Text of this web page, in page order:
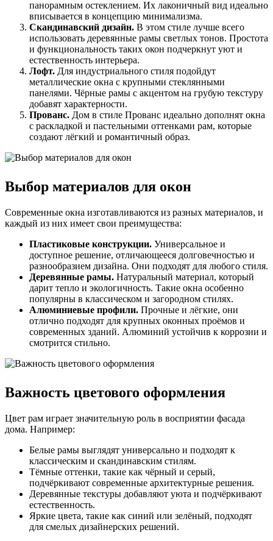
панорамным остеклением. Их лаконичный вид идеально
вписывается в концепцию минимализма.
Скандинавский дизайн. В этом стиле лучше всего
использовать деревянные рамы светлых тонов. Простота
и функциональность таких окон подчеркнут уют и
естественность интерьера.
Лофт. Для индустриального стиля подойдут
металлические окна с крупными стеклянными
панелями. Чёрные рамы с акцентом на грубую текстуру
добавят характерности.
Прованс. Дом в стиле Прованс идеально дополнят окна
с раскладкой и пастельными оттенками рам, которые
создают лёгкий и романтичный образ.
Выбор материалов для окон
Современные окна изготавливаются из разных материалов, и
каждый из них имеет свои преимущества:
Пластиковые конструкции. Универсальное и
доступное решение, отличающееся долговечностью и
разнообразием дизайна. Они подходят для любого стиля.
Деревянные рамы. Натуральный материал, который
дарит тепло и экологичность. Такие окна особенно
популярны в классическом и загородном стилях.
Алюминиевые профили. Прочные и лёгкие, они
отлично подходят для крупных оконных проёмов и
современных зданий. Алюминий устойчив к коррозии и
смотрится стильно.
Важность цветового оформления
Цвет рам играет значительную роль в восприятии фасада
дома. Например:
Белые рамы выглядят универсально и подходят к
классическим и скандинавским стилям.
Тёмные оттенки, такие как чёрный и серый,
подчёркивают современные архитектурные решения.
Деревянные текстуры добавляют уюта и подчёркивают
естественность.
Яркие цвета, такие как синий или зелёный, подходят
для смелых дизайнерских решений.